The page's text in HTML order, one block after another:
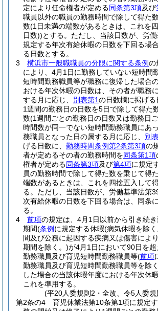
定により任命権者が定める同条第3項及び
職員以外の職員の勤務時間で除して得た
数(1日未満の端数があるときは、これを
日数))とする。 ただし、当該日数が、労
規定する年次有給休暇の日数を下回る場
る日数とする。
3
横浜市一般職職員の分限に関する条例の
により、4月1日に勤務していない短時間
短時間勤務職員等が職務に復帰した場合
おける年次休暇の日数は、その者が職務
する月に応じ、 別表第1の日数欄に掲げる
1週間の勤務日の日数を5日で除して得た
数(1週間ごとの勤務日の日数又は勤務日
時間数が同一でない短時間勤務職員にあ
務職員となった日の属する月に応じ、 別
げる日数に、 勤務時間条例第2条第3項の
者が定めるその者の勤務時間を同条第1項
権者が定める同条第3項及び第4項に規定
員の勤務時間で除して得た数を乗じて得
端数があるときは、これを四捨五入して
る。 ただし、当該日数が、労働基準法第
次有給休暇の日数を下回る場合は、同条
る。
4
前項の規定は、4月1日以前から引き続
期間(条例 に規定する休暇(病気休暇を除
間及び公務に起因する疾病又は傷害によ
期間を除く。)が4月1日において90日を
勤務職員及び育児短時間勤務職員等(前項
勤務職員及び育児短時間勤務職員等を除
した場合の当該休暇年度における年次休
これを準用する。
(平20人委規則2・全改、令5人委
第2条の4
育児休業法第10条第1項に規定